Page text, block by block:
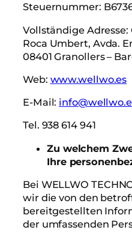
Steuernummer:
Vollständige
Roca Umbert, Avda.
08401 Granollers –
Web: www.wellwo.es
E-Mail:
Tel. 938 614 941
Zu welchem
Ihre
Bei WELLWO
wir die von den
bereitgestellten
der umfassenden